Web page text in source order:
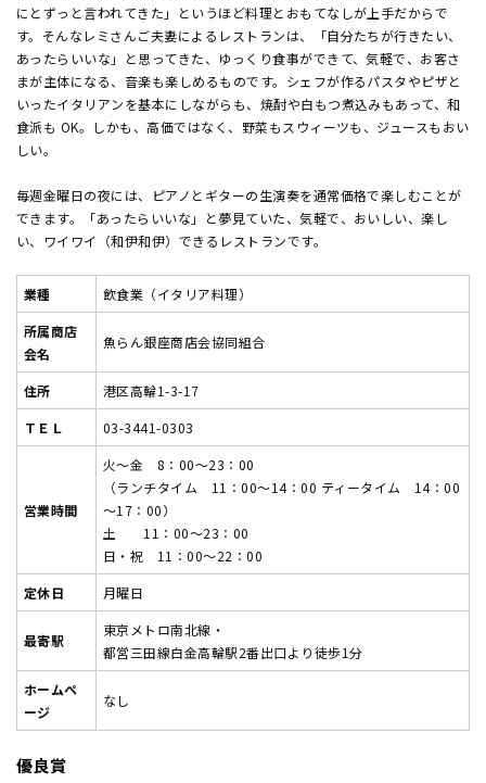
にとずっと言われてきた」というほど料理とおもてなしが上手だからで
す。そんなレミさんご夫妻によるレストランは、「自分たちが行きたい、
あったらいいな」と思ってきた、ゆっくり食事ができて、気軽で、お客さ
まが主体になる、音楽も楽しめるものです。シェフが作るパスタやピザと
いったイタリアンを基本にしながらも、焼酎や白もつ煮込みもあって、和
食派も OK。しかも、高価ではなく、野菜もスウィーツも、ジュースもおい
しい。
毎週金曜日の夜には、ピアノとギターの生演奏を通常価格で楽しむことが
できます。「あったらいいな」と夢見ていた、気軽で、おいしい、楽し
い、ワイワイ（和伊和伊）できるレストランです。
業種
飲食業（イタリア料理）
所属商店
会名
魚らん銀座商店会協同組合
住所
港区高輪1-3-17
ＴＥＬ
03-3441-0303
営業時間
火～金 8：00～23：00
（ランチタイム 11：00～14：00 ティータイム 14：00
～17：00）
土 11：00～23：00
日・祝 11：00～22：00
定休日
月曜日
最寄駅
東京メトロ南北線・
都営三田線白金高輪駅2番出口より徒歩1分
ホームペ
ージ
なし
優良賞